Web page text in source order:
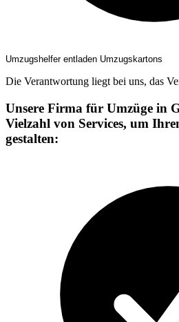
Umzugshelfer entladen Umzugskartons
Die Verantwortung liegt bei uns, das
Unsere Firma für Umzüge in
Vielzahl von Services, um
gestalten: